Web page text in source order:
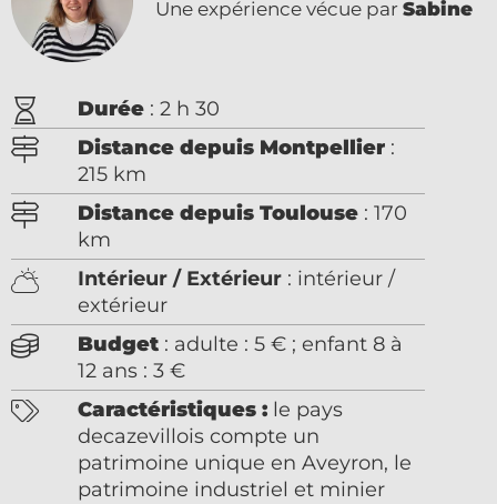
Une expérience vécue par Sabine
Durée : 2 h 30
Distance depuis Montpellier :
215 km
Distance depuis Toulouse : 170
km
Intérieur / Extérieur : intérieur /
extérieur
Budget : adulte : 5 € ; enfant 8 à
12 ans : 3 €
Caractéristiques : le pays
decazevillois compte un
patrimoine unique en Aveyron, le
patrimoine industriel et minier